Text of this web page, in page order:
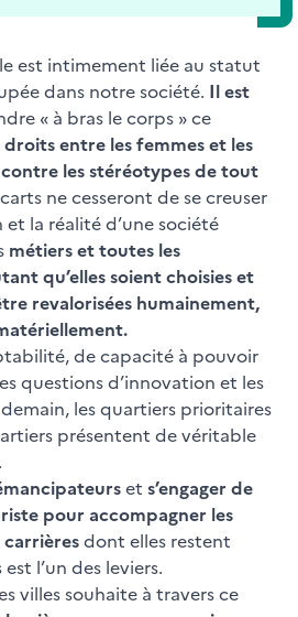
est intimement liée au statut
dans notre société. Il est
« à bras le corps » ce
entre les femmes et les
les stéréotypes de tout
ne cesseront de se creuser
la réalité d’une société
métiers et toutes les
qu’elles soient choisies et
revalorisées humainement,
de capacité à pouvoir
questions d’innovation et les
les quartiers prioritaires
présentent de véritable
et s’engager de
pour accompagner les
dont elles restent
l’un des leviers.
villes souhaite à travers ce